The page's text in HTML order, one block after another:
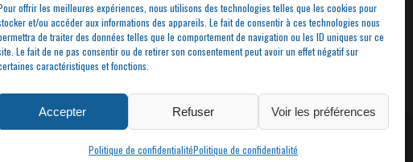
offrir les meilleures expériences, nous utilisons des technologies telles que les cookies pour
et/ou accéder aux informations des appareils. Le fait de consentir à ces technologies nous
de traiter des données telles que le comportement de navigation ou les ID uniques sur ce
Le fait de ne pas consentir ou de retirer son consentement peut avoir un effet négatif sur
caractéristiques et fonctions.
Accepter Refuser Voir les préférences
Politique de confidentialitéPolitique de confidentialité
DE CONFIDENTIALITÉ